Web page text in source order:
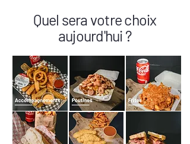
Quel sera votre choix
aujourd'hui ?